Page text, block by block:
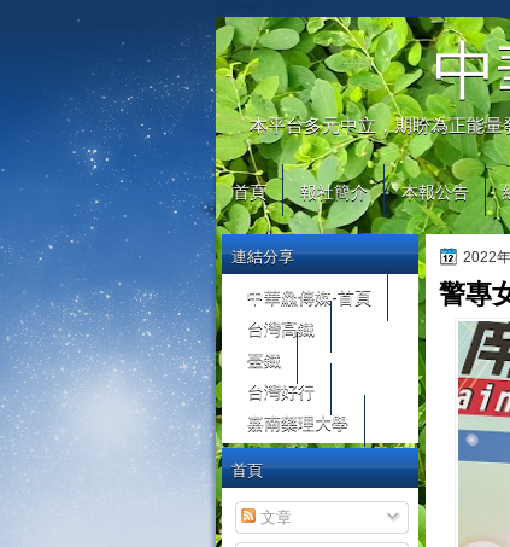
本平台多元中立，期盼為正能
首頁 報社簡介 本報公告
2022
警專
連結分享
中華鱻傳媒-首頁
台灣高鐵
臺鐵
台灣好行
嘉南藥理大學
首頁
文章